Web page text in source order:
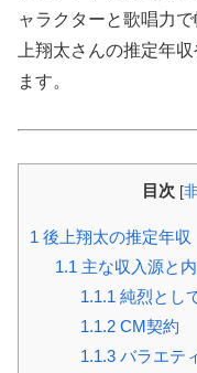
ャラクターと歌唱力
上翔太さんの推定年
ます。
目次 [
1 後上翔太の推定年収
1.1 主な収入源と
1.1.1 純烈とし
1.1.2CM契約
1.1.3バラエテ